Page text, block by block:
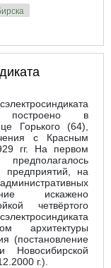
построено в
Горького (64),
с Красным
гг. На первом
предприятий, на
искажено
четвёртого
архитектуры
(постановление
Новосибирской
г.).